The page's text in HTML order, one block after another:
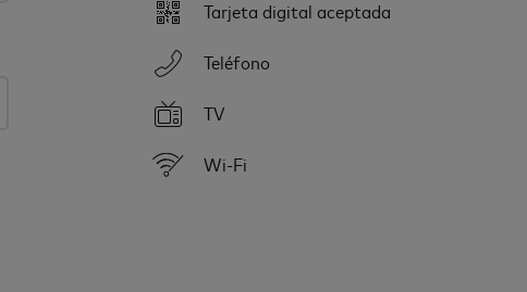
Tarjeta digital aceptada
Teléfono
TV
Wi-Fi